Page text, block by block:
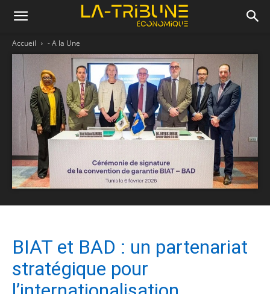
Accueil - A la Une
BIAT et BAD : un partenariat
stratégique pour